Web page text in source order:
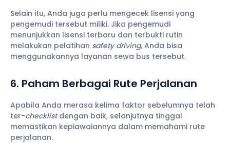
Selain itu, Anda juga perlu mengecek lisensi yang
pengemudi tersebut miliki. Jika pengemudi
menunjukkan lisensi terbaru dan terbukti rutin
melakukan pelatihan safety driving, Anda bisa
menggunakannya layanan sewa bus tersebut.
6. Paham Berbagai Rute Perjalanan
Apabila Anda merasa kelima faktor sebelumnya telah
ter-checklistdengan baik, selanjutnya tinggal
memastikan kepiawaiannya dalam memahami rute
perjalanan.